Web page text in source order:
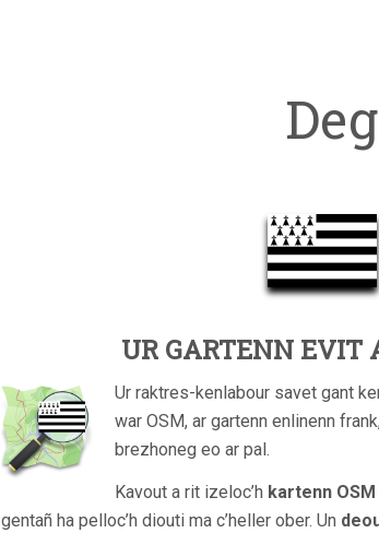
UR GARTENN EVIT
Ur raktres-kenlabour savet gant
war OSM, ar gartenn enlinenn
brezhoneg eo ar pal.
Kavout a rit izeloc’h kartenn
gentañ ha pelloc’h diouti ma c’heller ober. Un